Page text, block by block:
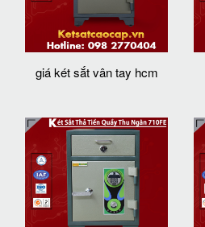
giá két sắt vân tay hcm